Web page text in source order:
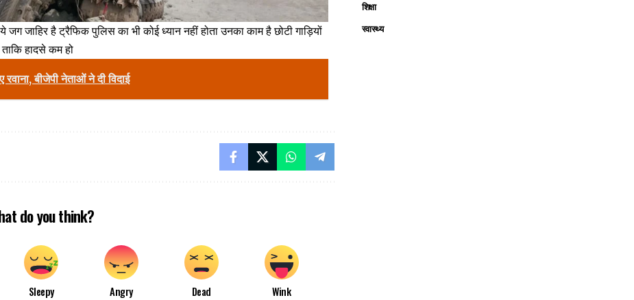
जग जाहिर है ट्रैफिक पुलिस का भी कोई ध्यान नहीं होता उनका काम है छोटी गाड़ियों
हादसे कम हो
रवाना, बीजेपी नेताओं ने दी विदाई
do you think?
Sleepy Angry Dead Wink
शिक्षा
स्वास्थ्य